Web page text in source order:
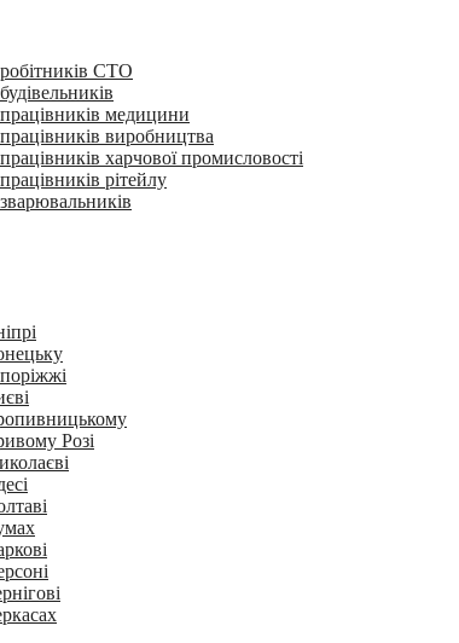
СТО
медицини
виробництва
харчової промисловості
рітейлу
Розі